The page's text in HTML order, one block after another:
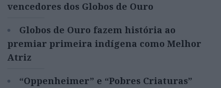
vencedores dos Globos de Ouro
Globos de Ouro fazem história ao
premiar primeira indígena como Melhor
Atriz
“Oppenheimer” e “Pobres Criaturas”